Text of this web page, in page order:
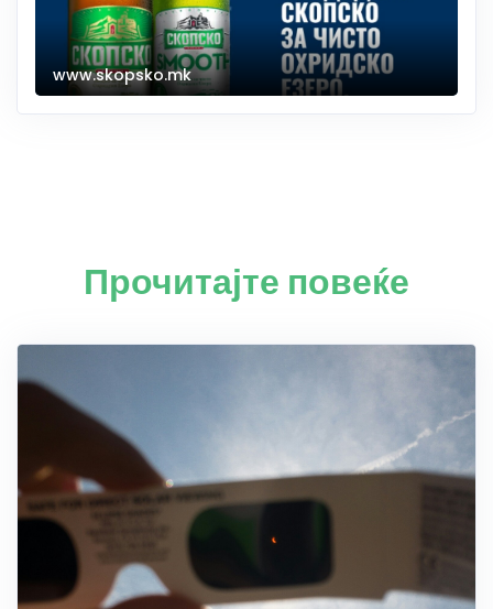
www.skopsko.mk
Прочитајте повеќе